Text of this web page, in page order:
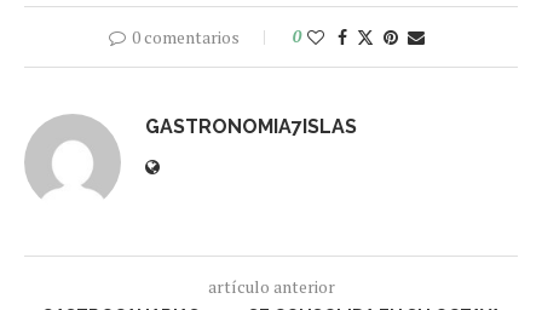
0 comentarios 0
GASTRONOMIA7ISLAS
artículo anterior